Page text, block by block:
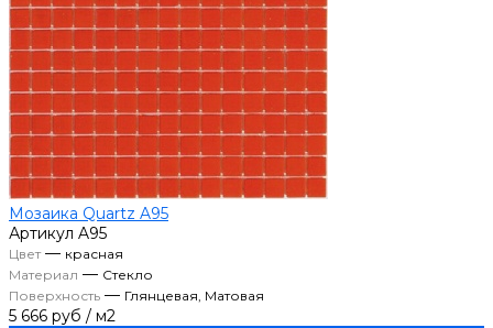
Мозаика Quartz A95
Артикул A95
Цвет— красная
Материал — Стекло
Поверхность — Глянцевая, Матовая
5 666 руб / м2